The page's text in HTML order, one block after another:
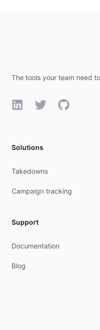
The tools your team need
LinkedInTwitterGitHub
Solutions
Takedowns
Campaign tracking
Support
Documentation
Blog